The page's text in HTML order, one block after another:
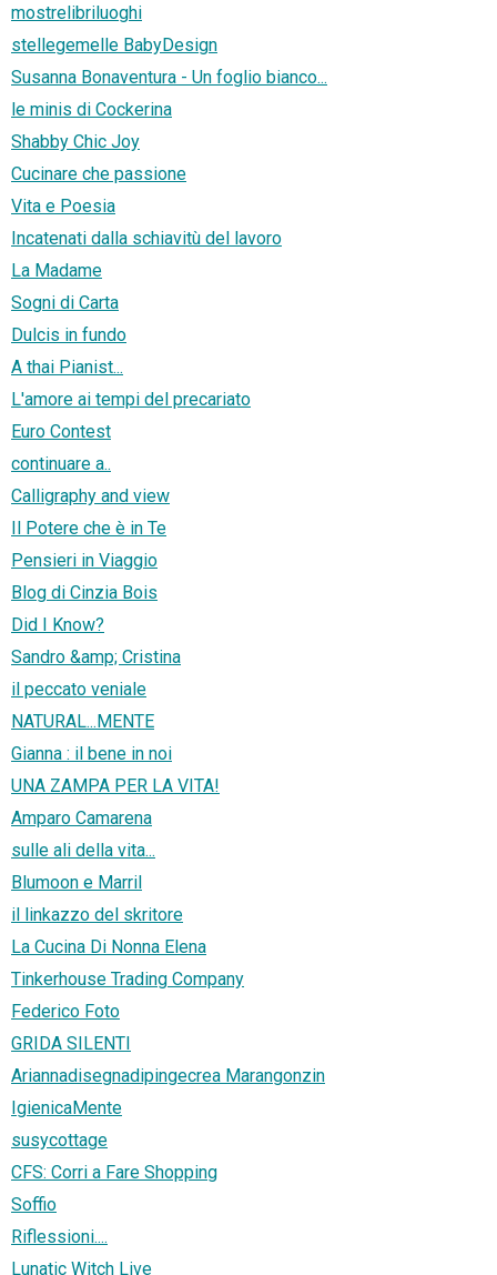
mostrelibriluoghi
stellegemelle BabyDesign
Susanna Bonaventura - Un foglio bianco...
le minis di Cockerina
Shabby Chic Joy
Cucinare che passione
Vita e Poesia
Incatenati dalla schiavitù del lavoro
La Madame
Sogni di Carta
Dulcis in fundo
A thai Pianist...
L'amore ai tempi del precariato
Euro Contest
continuare a..
Calligraphy and view
Il Potere che è in Te
Pensieri in Viaggio
Blog di Cinzia Bois
Did I Know?
Sandro &amp; Cristina
il peccato veniale
NATURAL...MENTE
Gianna : il bene in noi
UNA ZAMPA PER LA VITA!
Amparo Camarena
sulle ali della vita...
Blumoon e Marril
il linkazzo del skritore
La Cucina Di Nonna Elena
Tinkerhouse Trading Company
Federico Foto
GRIDA SILENTI
Ariannadisegnadipingecrea Marangonzin
IgienicaMente
susycottage
CFS: Corri a Fare Shopping
Soffio
Riflessioni....
Lunatic Witch Live